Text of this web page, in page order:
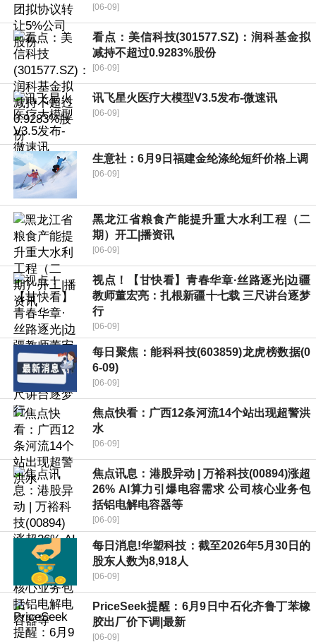
[06-09]
看点：美信科技(301577.SZ)：润科基金拟
减持不超过0.9283%股份
[06-09]
讯飞星火医疗大模型V3.5发布-微速讯
[06-09]
生意社：6月9日福建金纶涤纶短纤价格上调
[06-09]
黑龙江省粮食产能提升重大水利工程（二
期）开工|播资讯
[06-09]
视点！【甘快看】青春华章·丝路逐光|边疆
教师董宏亮：扎根新疆十七载 三尺讲台逐梦
行
[06-09]
每日聚焦：能科科技(603859)龙虎榜数据(0
6-09)
[06-09]
焦点快看：广西12条河流14个站出现超警洪
水
[06-09]
焦点讯息：港股异动 | 万裕科技(00894)涨超
26% AI算力引爆电容需求 公司核心业务包
括铝电解电容器等
[06-09]
每日消息!华塑科技：截至2026年5月30日的
股东人数为8,918人
[06-09]
PriceSeek提醒：6月9日中石化齐鲁丁苯橡
胶出厂价下调|最新
[06-09]